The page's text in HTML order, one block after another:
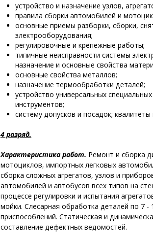
устройство и назначение узлов,
правила сборки автомобилей и
основные приемы разборки, сборки,
электрооборудования;
регулировочные и крепежные работы;
типичные неисправности системы
назначение и основные свойства
основные свойства металлов;
назначение термообработки деталей;
устройство универсальных
инструментов;
систему допусков и посадок;
4 разряд.
Характеристика работ. Ремонт и сборка
мотоциклов, импортных легковых
сборка сложных агрегатов, узлов и
автомобилей и автобусов всех типов на
процессе регулировки и испытания
мойки. Слесарная обработка деталей по 7
приспособлений. Статическая и
составление дефектных ведомостей.